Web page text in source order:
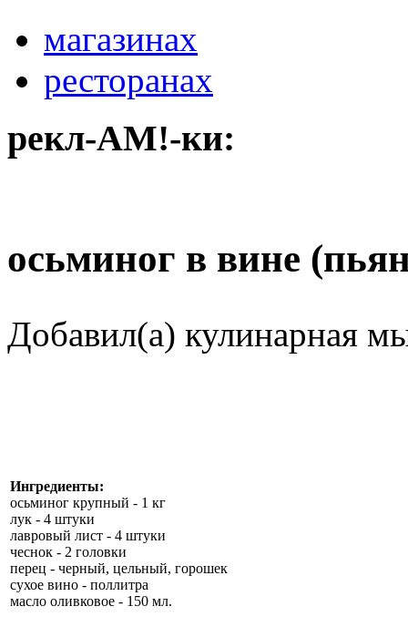
магазинах
ресторанах
рекл-АМ!-ки:
осьминог в вине
Добавил(а) кулинарная
Ингредиенты:
осьминог крупный - 1 кг
лук - 4 штуки
лавровый лист - 4 штуки
чеснок - 2 головки
перец - черный, цельный, горошек
сухое вино - поллитра
масло оливковое - 150 мл.